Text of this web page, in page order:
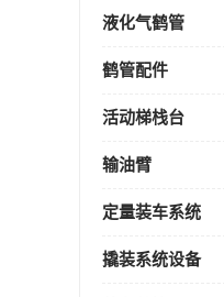
液化气鹤管
鹤管配件
活动梯栈台
输油臂
定量装车系统
撬装系统设备